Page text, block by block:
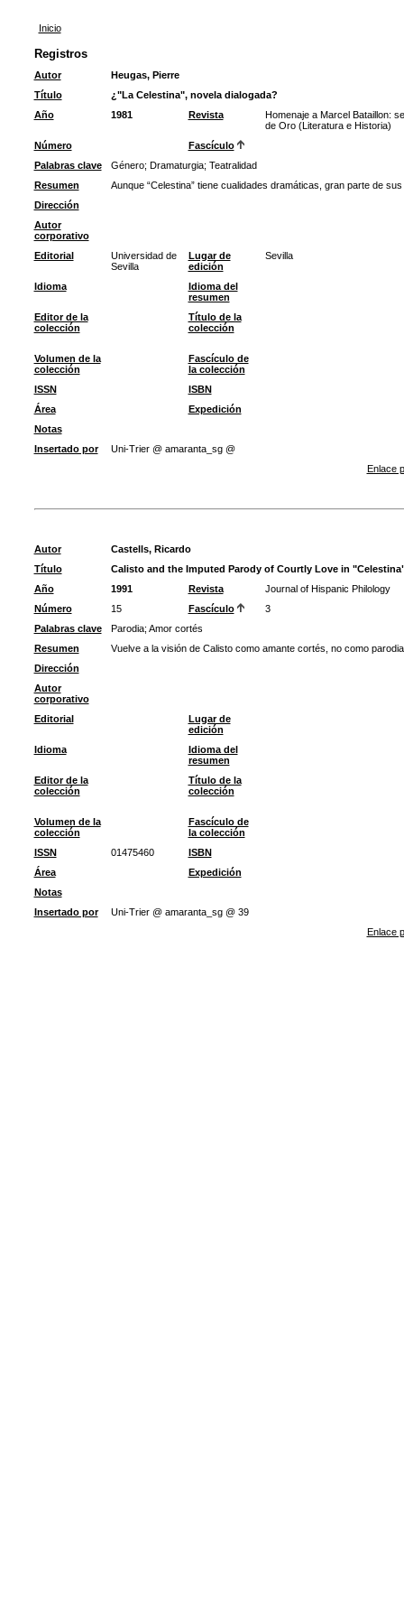
Inicio
Registros
Autor
Heugas, Pierre
Título
¿"La Celestina", novela dialogada?
Año
1981 Revista
Homenaje a Marcel Bataillon:
de Oro (Literatura e Historia)
Número
Fascículo
Palabras clave
Género; Dramaturgia; Teatralidad
Resumen
Aunque “Celestina” tiene cualidades dramáticas, gran parte de
Dirección
Autor
corporativo
Editorial
Universidad de
Sevilla
Lugar de
edición
Sevilla
Idioma
Idioma del
resumen
Editor de la
colección
Título de la
colección
Volumen de la
colección
Fascículo de
la colección
ISSN
ISBN
Área
Expedición
Notas
Insertado por
Uni-Trier @ amaranta_sg @
Enlace
Autor
Castells, Ricardo
Título
Calisto and the Imputed Parody of Courtly Love in
Año
1991 Revista
Journal of Hispanic Philology
Número
15 Fascículo
3
Palabras clave
Parodia; Amor cortés
Resumen
Vuelve a la visión de Calisto como amante cortés, no como
Dirección
Autor
corporativo
Editorial
Lugar de
edición
Idioma
Idioma del
resumen
Editor de la
colección
Título de la
colección
Volumen de la
colección
Fascículo de
la colección
ISSN
01475460
ISBN
Área
Expedición
Notas
Insertado por
Uni-Trier @ amaranta_sg @ 39
Enlace